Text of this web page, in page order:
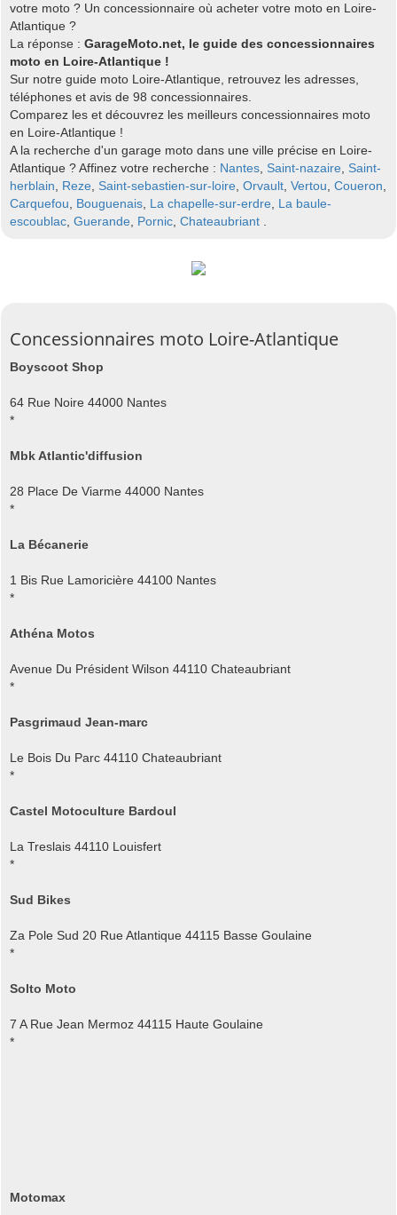
votre moto ? Un concessionnaire où acheter votre moto en Loire-
Atlantique ?
La réponse : GarageMoto.net, le guide des concessionnaires
moto en Loire-Atlantique !
Sur notre guide moto Loire-Atlantique, retrouvez les adresses,
téléphones et avis de 98 concessionnaires.
Comparez les et découvrez les meilleurs concessionnaires moto
en Loire-Atlantique !
A la recherche d'un garage moto dans une ville précise en Loire-
Atlantique ? Affinez votre recherche : Nantes, Saint-nazaire, Saint-
herblain, Reze, Saint-sebastien-sur-loire, Orvault, Vertou, Coueron,
Carquefou, Bouguenais, La chapelle-sur-erdre, La baule-
escoublac, Guerande, Pornic, Chateaubriant .
Concessionnaires moto Loire-Atlantique
Boyscoot Shop
64 Rue Noire 44000 Nantes
*
Mbk Atlantic'diffusion
28 Place De Viarme 44000 Nantes
*
La Bécanerie
1 Bis Rue Lamoricière 44100 Nantes
*
Athéna Motos
Avenue Du Président Wilson 44110 Chateaubriant
*
Pasgrimaud Jean-marc
Le Bois Du Parc 44110 Chateaubriant
*
Castel Motoculture Bardoul
La Treslais 44110 Louisfert
*
Sud Bikes
Za Pole Sud 20 Rue Atlantique 44115 Basse Goulaine
*
Solto Moto
7 A Rue Jean Mermoz 44115 Haute Goulaine
*
Motomax